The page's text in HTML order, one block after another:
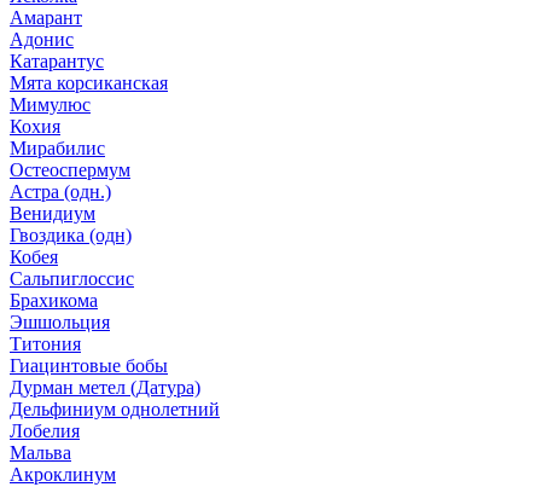
Амарант
Адонис
Катарантус
Мята корсиканская
Мимулюс
Кохия
Мирабилис
Остеоспермум
Астра (одн.)
Венидиум
Гвоздика (одн)
Кобея
Сальпиглоссис
Брахикома
Эшшольция
Титония
Гиацинтовые бобы
Дурман метел (Датура)
Дельфиниум однолетний
Лобелия
Мальва
Акроклинум